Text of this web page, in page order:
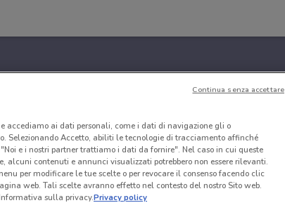
accediamo ai dati personali, come i dati di navigazione gli o
Selezionando Accetto, abiliti le tecnologie di tracciamento affinché
e i nostri partner trattiamo i dati da fornire". Nel caso in cui queste
alcuni contenuti e annunci visualizzati potrebbero non essere rilevanti.
per modificare le tue scelte o per revocare il consenso facendo clic
web. Tali scelte avranno effetto nel contesto del nostro Sito web.
sulla privacy.Privacy policy
Continua senza accettare